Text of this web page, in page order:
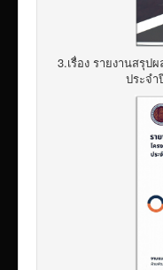
3.เรื่อง รายงานสรุป
ประจำ